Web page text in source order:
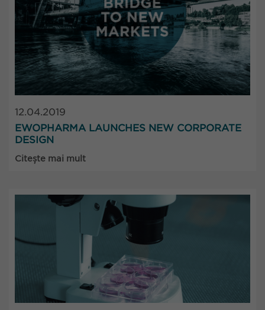
12.04.2019
EWOPHARMA LAUNCHES NEW CORPORATE
DESIGN
Citește mai mult